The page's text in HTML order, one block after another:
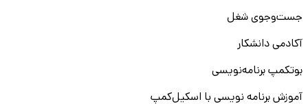
جست‌و‌جوی شغل
آکادمی دانشکار
بوتکمپ برنامه‌نویسی
آموزش برنامه نویسی با اسکیل‌کمپ